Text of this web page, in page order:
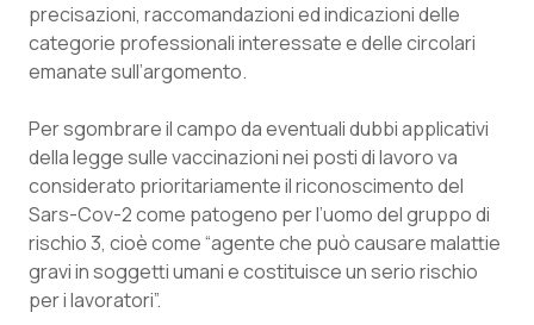
Friuli Venezia Giulia
Liguria
Lombardia
Marche
Dermatite Atopica
Disturbi dell’umore
Dolore
Donna & Salute
precisazioni, raccomandazioni ed indicazioni delle
categorie professionali interessate e delle circolari
emanate sull’argomento.
Per sgombrare il campo da eventuali dubbi applicativi
della legge sulle vaccinazioni nei posti di lavoro va
considerato prioritariamente il riconoscimento del
Sars-Cov-2 come patogeno per l’uomo del gruppo di
rischio 3, cioè come “agente che può causare malattie
gravi in soggetti umani e costituisce un serio rischio
per i lavoratori”.